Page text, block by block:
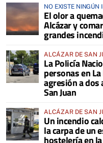
NO EXISTE NINGÚN
COMARCA
El olor a
Alcázar y
grandes
ALCÁZAR DE SAN
La Policía
personas en
agresión a dos
San Juan
ALCÁZAR DE SAN
Un incendio
la carpa de un
hostelería en